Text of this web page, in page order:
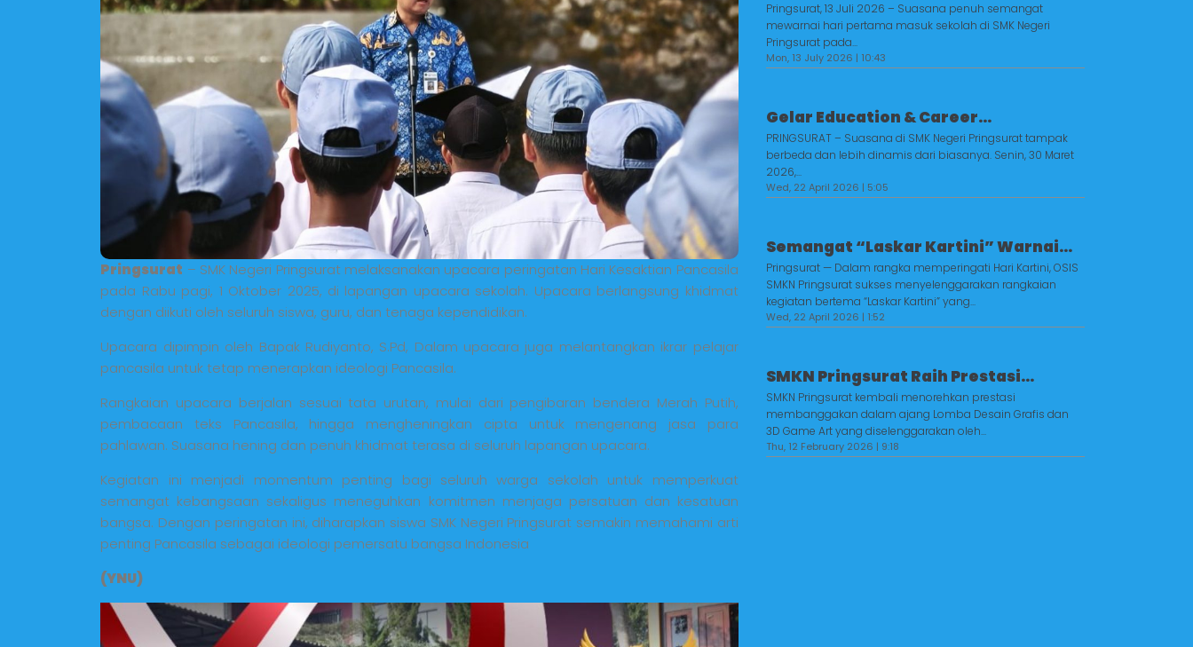
Pringsurat – SMK Negeri Pringsurat melaksanakan upacara peringatan Hari Kesaktian Pancasila
pada Rabu pagi, 1 Oktober 2025, di lapangan upacara sekolah. Upacara berlangsung khidmat
dengan diikuti oleh seluruh siswa, guru, dan tenaga kependidikan.
Upacara dipimpin oleh Bapak Rudiyanto, S.Pd, Dalam upacara juga melantangkan ikrar pelajar
pancasila untuk tetap menerapkan ideologi Pancasila.
Rangkaian upacara berjalan sesuai tata urutan, mulai dari pengibaran bendera Merah Putih,
pembacaan teks Pancasila, hingga mengheningkan cipta untuk mengenang jasa para
pahlawan. Suasana hening dan penuh khidmat terasa di seluruh lapangan upacara.
Kegiatan ini menjadi momentum penting bagi seluruh warga sekolah untuk memperkuat
semangat kebangsaan sekaligus meneguhkan komitmen menjaga persatuan dan kesatuan
bangsa. Dengan peringatan ini, diharapkan siswa SMK Negeri Pringsurat semakin memahami arti
penting Pancasila sebagai ideologi pemersatu bangsa Indonesia
(YNU)
Pringsurat, 13 Juli 2026 – Suasana penuh semangat
mewarnai hari pertama masuk sekolah di SMK Negeri
Pringsurat pada...
Mon, 13 July 2026 | 10:43
Gelar Education & Career...
PRINGSURAT – Suasana di SMK Negeri Pringsurat tampak
berbeda dan lebih dinamis dari biasanya. Senin, 30 Maret
2026,...
Wed, 22 April 2026 | 5:05
Semangat “Laskar Kartini” Warnai...
Pringsurat — Dalam rangka memperingati Hari Kartini, OSIS
SMKN Pringsurat sukses menyelenggarakan rangkaian
kegiatan bertema “Laskar Kartini” yang...
Wed, 22 April 2026 | 1:52
SMKN Pringsurat Raih Prestasi...
SMKN Pringsurat kembali menorehkan prestasi
membanggakan dalam ajang Lomba Desain Grafis dan
3D Game Art yang diselenggarakan oleh...
Thu, 12 February 2026 | 9:18